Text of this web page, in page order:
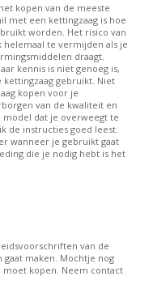
kopen van de meeste
met een kettingzaag is hoe
worden. Het risico van
helemaal te vermijden als je
draagt.
kennis is niet genoeg is,
gebruikt. Niet
kopen voor je
van de kwaliteit en
dat je overweegt te
de instructies goed leest.
wanneer je gebruikt gaat
die je nodig hebt is het
van de
maken. Mochtje nog
kopen. Neem contact